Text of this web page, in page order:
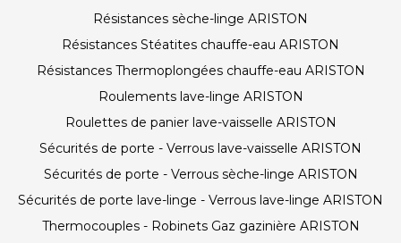
Résistances sèche-linge ARISTON
Résistances Stéatites chauffe-eau ARISTON
Résistances Thermoplongées chauffe-eau ARISTON
Roulements lave-linge ARISTON
Roulettes de panier lave-vaisselle ARISTON
Sécurités de porte - Verrous lave-vaisselle ARISTON
Sécurités de porte - Verrous sèche-linge ARISTON
Sécurités de porte lave-linge - Verrous lave-linge ARISTON
Thermocouples - Robinets Gaz gazinière ARISTON